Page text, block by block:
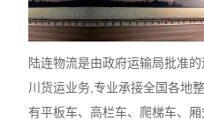
陆连物流是由政府运输局批准
川货运业务,专业承接全国各地
有平板车、高栏车、爬梯车、